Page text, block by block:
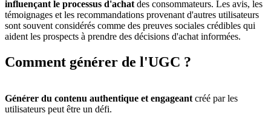
influençant le processus d'achat des consommateurs. Les avis, les
témoignages et les recommandations provenant d'autres utilisateurs
sont souvent considérés comme des preuves sociales crédibles qui
aident les prospects à prendre des décisions d'achat informées.
Comment générer de l'UGC ?
Générer du contenu authentique et engageant créé par les
utilisateurs peut être un défi.